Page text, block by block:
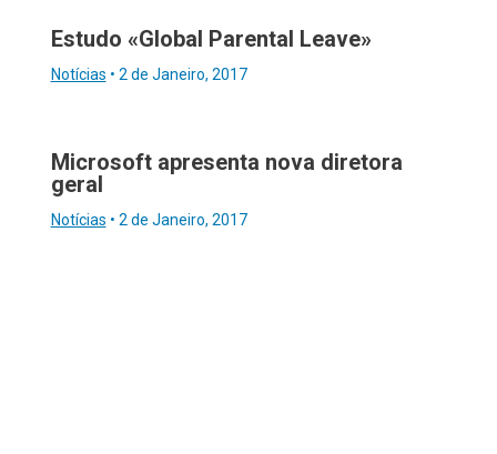
Estudo «Global Parental Leave»
Notícias • 2 de Janeiro, 2017
Microsoft apresenta nova diretora
geral
Notícias • 2 de Janeiro, 2017